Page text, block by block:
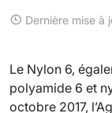
Dernière mise à
Le Nylon 6,
polyamide 6 et
octobre 2017,